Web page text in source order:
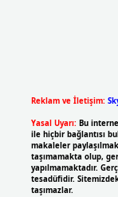
Reklam ve İletişim:
Yasal Uyarı: Bu
ile hiçbir bağlantısı
makaleler
taşımamakta olup,
yapılmamaktadır.
tesadüfidir.
taşımazlar.